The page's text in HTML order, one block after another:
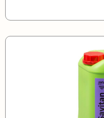
weerstand te bieden
(ziekteverwekkers).
plant aan te bieden,
geactiveerd, zodat de
kleiner wordt. De plant
Savitan beschermt
schadelijke nematoden zoals:
vrijlevende aaltjes